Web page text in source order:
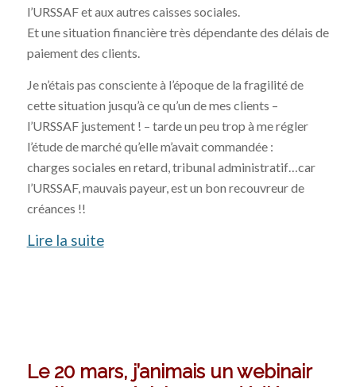
l’URSSAF et aux autres caisses sociales.
Et une situation financière très dépendante des délais de
paiement des clients.
Je n’étais pas consciente à l’époque de la fragilité de
cette situation jusqu’à ce qu’un de mes clients –
l’URSSAF justement ! – tarde un peu trop à me régler
l’étude de marché qu’elle m’avait commandée :
charges sociales en retard, tribunal administratif…car
l’URSSAF, mauvais payeur, est un bon recouvreur de
créances !!
Lire la suite
Le 20 mars, j’animais un webinair